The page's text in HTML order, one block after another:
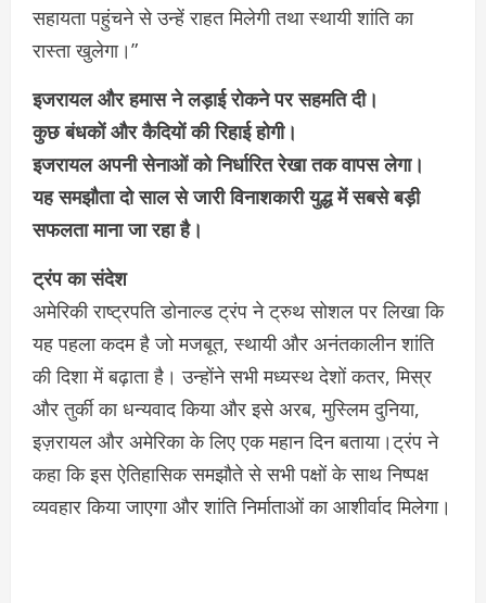
सहायता पहुंचने से उन्हें राहत मिलेगी तथा स्थायी शांति का
रास्ता खुलेगा।”
इजरायल और हमास ने लड़ाई रोकने पर सहमति दी।
कुछ बंधकों और कैदियों की रिहाई होगी।
इजरायल अपनी सेनाओं को निर्धारित रेखा तक वापस लेगा।
यह समझौता दो साल से जारी विनाशकारी युद्ध में सबसे बड़ी
सफलता माना जा रहा है।
ट्रंप का संदेश
अमेरिकी राष्ट्रपति डोनाल्ड ट्रंप ने ट्रुथ सोशल पर लिखा कि
यह पहला कदम है जो मजबूत, स्थायी और अनंतकालीन शांति
की दिशा में बढ़ाता है। उन्होंने सभी मध्यस्थ देशों कतर, मिस्र
और तुर्की का धन्यवाद किया और इसे अरब, मुस्लिम दुनिया,
इज़रायल और अमेरिका के लिए एक महान दिन बताया।ट्रंप ने
कहा कि इस ऐतिहासिक समझौते से सभी पक्षों के साथ निष्पक्ष
व्यवहार किया जाएगा और शांति निर्माताओं का आशीर्वाद मिलेगा।